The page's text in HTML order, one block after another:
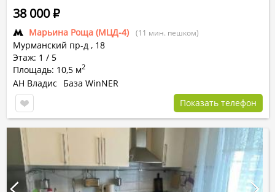
Марьина Роща (МЦД-4) (11 мин. пешком)
Мурманский пр-д , 18
Этаж: 1 / 5
Площадь: 10,5 м2
38 000Р
АН Владис
База WinNER
Показать телефон